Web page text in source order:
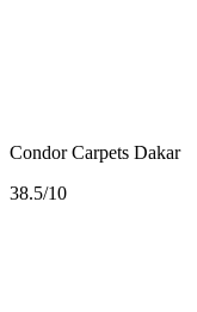
Condor Carpets Dakar
38.5/10